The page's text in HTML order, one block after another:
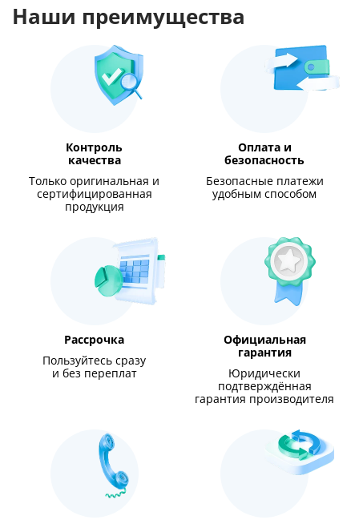
Наши преимущества
Контроль
качества
Только оригинальная и
сертифицированная
продукция
Оплата и
безопасность
Безопасные платежи
удобным способом
Рассрочка
Пользуйтесь сразу
и без переплат
Официальная
гарантия
Юридически
подтверждённая
гарантия производителя